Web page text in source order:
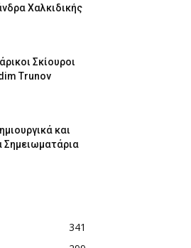
Χαλκιδικής
Σκίουροι
Trunov
και
Σημειωματάρια
341